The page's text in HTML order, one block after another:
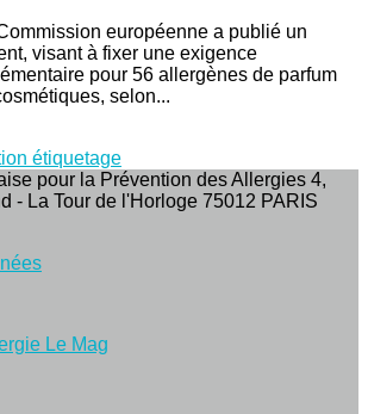
européenne a publié un
visant à fixer une exigence
pour 56 allergènes de parfum
selon...
étiquetage
pour la Prévention des Allergies 4,
- La Tour de l'Horloge 75012 PARIS
Le Mag